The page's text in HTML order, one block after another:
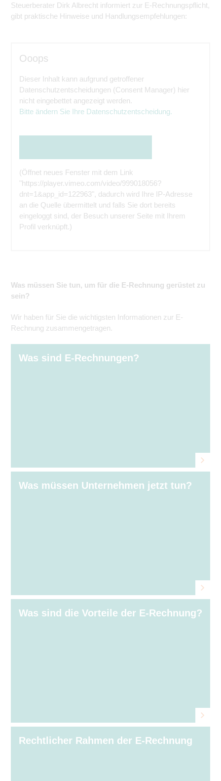
Steuerberater Dirk Albrecht informiert zur E-Rechnungspflicht,
gibt praktische Hinweise und Handlungsempfehlungen:
Ooops
Dieser Inhalt kann aufgrund getroffener
Datenschutzentscheidungen (Consent Manager) hier
nicht eingebettet angezeigt werden.
Bitte ändern Sie Ihre Datenschutzentscheidung.
(Öffnet neues Fenster mit dem Link
"https://player.vimeo.com/video/999018056?
dnt=1&app_id=122963", dadurch wird Ihre IP-Adresse
an die Quelle übermittelt und falls Sie dort bereits
eingeloggt sind, der Besuch unserer Seite mit Ihrem
Profil verknüpft.)
Was müssen Sie tun, um für die E-Rechnung gerüstet zu
sein?
Wir haben für Sie die wichtigsten Informationen zur E-
Rechnung zusammengetragen.
Was sind E⁠‑⁠Rechnungen?
Was müssen Unternehmen jetzt tun?
Was sind die Vorteile der E⁠‑⁠Rechnung?
Rechtlicher Rahmen der E⁠‑⁠Rechnung